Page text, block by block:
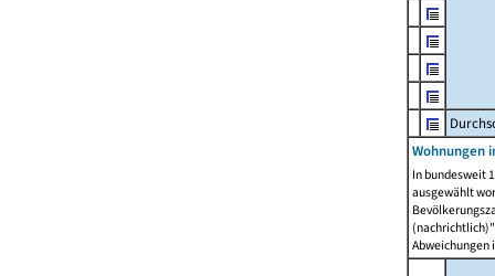
Wohnungen
In bundesweit
ausgewählt
Abweichungen